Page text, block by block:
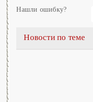
Нашли ошибку?
Новости по теме